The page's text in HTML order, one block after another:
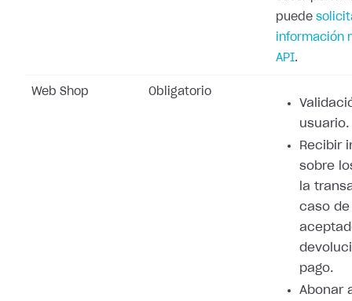
puede
información
API.
Web Shop Obligatorio
usuario.
Recibir
sobre
la
caso de
pago.
Abonar